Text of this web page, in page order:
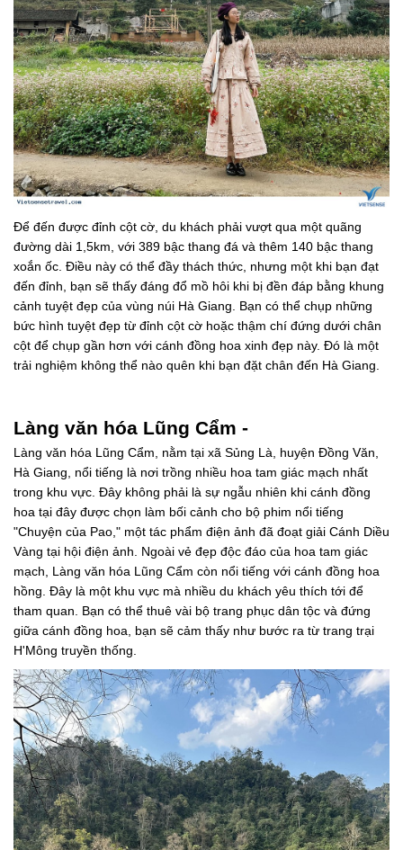
Để đến được đỉnh cột cờ, du khách phải vượt qua một quãng
đường dài 1,5km, với 389 bậc thang đá và thêm 140 bậc thang
xoắn ốc. Điều này có thể đầy thách thức, nhưng một khi bạn đạt
đến đỉnh, bạn sẽ thấy đáng đổ mồ hôi khi bị đền đáp bằng khung
cảnh tuyệt đẹp của vùng núi Hà Giang. Bạn có thể chụp những
bức hình tuyệt đẹp từ đỉnh cột cờ hoặc thậm chí đứng dưới chân
cột để chụp gần hơn với cánh đồng hoa xinh đẹp này. Đó là một
trải nghiệm không thể nào quên khi bạn đặt chân đến Hà Giang.
Làng văn hóa Lũng Cẩm -
Làng văn hóa Lũng Cẩm, nằm tại xã Sủng Là, huyện Đồng Văn,
Hà Giang, nổi tiếng là nơi trồng nhiều hoa tam giác mạch nhất
trong khu vực. Đây không phải là sự ngẫu nhiên khi cánh đồng
hoa tại đây được chọn làm bối cảnh cho bộ phim nổi tiếng
"Chuyện của Pao," một tác phẩm điện ảnh đã đoạt giải Cánh Diều
Vàng tại hội điện ảnh. Ngoài vẻ đẹp độc đáo của hoa tam giác
mạch, Làng văn hóa Lũng Cẩm còn nổi tiếng với cánh đồng hoa
hồng. Đây là một khu vực mà nhiều du khách yêu thích tới để
tham quan. Bạn có thể thuê vài bộ trang phục dân tộc và đứng
giữa cánh đồng hoa, bạn sẽ cảm thấy như bước ra từ trang trại
H'Mông truyền thống.